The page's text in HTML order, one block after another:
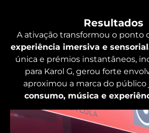
Resultados
A ativação transformou o ponto
experiência imersiva e
única e prémios instantâneos,
para Karol G, gerou forte
aproximou a marca do público
consumo, música e